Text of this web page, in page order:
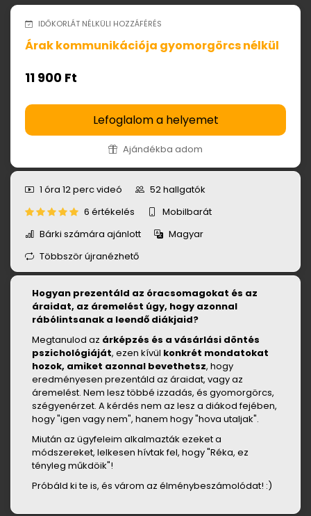
IDŐKORLÁT NÉLKÜLI HOZZÁFÉRÉS
Árak kommunikációja gyomorgörcs nélkül
11 900 Ft
Lefoglalom a helyemet
Ajándékba adom
1 óra 12 percvideó 52hallgatók
6 értékelés
Mobilbarát
Bárki számára ajánlott
Magyar
Többször újranézhető
Hogyan prezentáld az óracsomagokat és az
áraidat, az áremelést úgy, hogy azonnal
rábólintsanak a leendő diákjaid?
Megtanulod az árképzés és a vásárlási döntés
pszichológiáját, ezen kívül konkrét mondatokat
hozok, amiket azonnal bevethetsz, hogy
eredményesen prezentáld az áraidat, vagy az
áremelést. Nem lesz többé izzadás, és gyomorgörcs,
szégyenérzet. A kérdés nem az lesz a diákod fejében,
hogy "igen vagy nem", hanem hogy "hova utaljak".
Miután az ügyfeleim alkalmazták ezeket a
módszereket, lelkesen hívtak fel, hogy "Réka, ez
tényleg műkdöik"!
Próbáld ki te is, és várom az élménybeszámolódat! :)